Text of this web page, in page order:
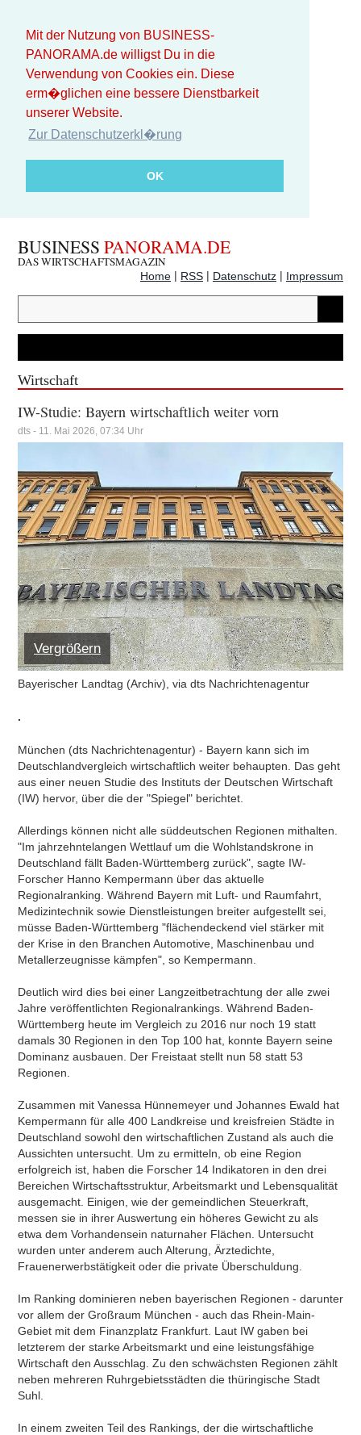
Mit der Nutzung von BUSINESS-
PANORAMA.de willigst Du in die
Verwendung von Cookies ein. Diese
erm�glichen eine bessere Dienstbarkeit
unserer Website.
Zur Datenschutzerkl�rung
OK
BUSINESS PANORAMA.DE
DAS WIRTSCHAFTSMAGAZIN
Home | RSS | Datenschutz | Impressum
Wirtschaft
IW-Studie: Bayern wirtschaftlich weiter vorn
dts - 11. Mai 2026, 07:34 Uhr
Vergrößern
Bayerischer Landtag (Archiv), via dts Nachrichtenagentur
.
München (dts Nachrichtenagentur) - Bayern kann sich im
Deutschlandvergleich wirtschaftlich weiter behaupten. Das geht
aus einer neuen Studie des Instituts der Deutschen Wirtschaft
(IW) hervor, über die der "Spiegel" berichtet.
Allerdings können nicht alle süddeutschen Regionen mithalten.
"Im jahrzehntelangen Wettlauf um die Wohlstandskrone in
Deutschland fällt Baden-Württemberg zurück", sagte IW-
Forscher Hanno Kempermann über das aktuelle
Regionalranking. Während Bayern mit Luft- und Raumfahrt,
Medizintechnik sowie Dienstleistungen breiter aufgestellt sei,
müsse Baden-Württemberg "flächendeckend viel stärker mit
der Krise in den Branchen Automotive, Maschinenbau und
Metallerzeugnisse kämpfen", so Kempermann.
Deutlich wird dies bei einer Langzeitbetrachtung der alle zwei
Jahre veröffentlichten Regionalrankings. Während Baden-
Württemberg heute im Vergleich zu 2016 nur noch 19 statt
damals 30 Regionen in den Top 100 hat, konnte Bayern seine
Dominanz ausbauen. Der Freistaat stellt nun 58 statt 53
Regionen.
Zusammen mit Vanessa Hünnemeyer und Johannes Ewald hat
Kempermann für alle 400 Landkreise und kreisfreien Städte in
Deutschland sowohl den wirtschaftlichen Zustand als auch die
Aussichten untersucht. Um zu ermitteln, ob eine Region
erfolgreich ist, haben die Forscher 14 Indikatoren in den drei
Bereichen Wirtschaftsstruktur, Arbeitsmarkt und Lebensqualität
ausgemacht. Einigen, wie der gemeindlichen Steuerkraft,
messen sie in ihrer Auswertung ein höheres Gewicht zu als
etwa dem Vorhandensein naturnaher Flächen. Untersucht
wurden unter anderem auch Alterung, Ärztedichte,
Frauenerwerbstätigkeit oder die private Überschuldung.
Im Ranking dominieren neben bayerischen Regionen - darunter
vor allem der Großraum München - auch das Rhein-Main-
Gebiet mit dem Finanzplatz Frankfurt. Laut IW gaben bei
letzterem der starke Arbeitsmarkt und eine leistungsfähige
Wirtschaft den Ausschlag. Zu den schwächsten Regionen zählt
neben mehreren Ruhrgebietsstädten die thüringische Stadt
Suhl.
In einem zweiten Teil des Rankings, der die wirtschaftliche